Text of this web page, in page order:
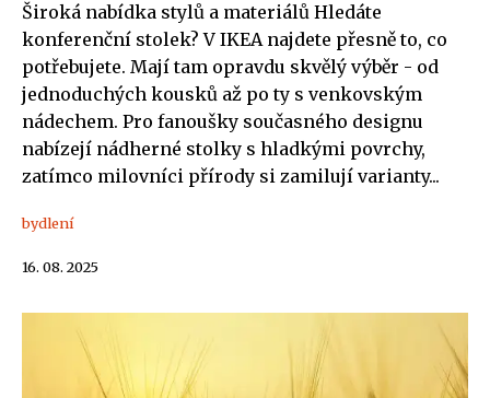
Široká nabídka stylů a materiálů Hledáte
konferenční stolek? V IKEA najdete přesně to, co
potřebujete. Mají tam opravdu skvělý výběr - od
jednoduchých kousků až po ty s venkovským
nádechem. Pro fanoušky současného designu
nabízejí nádherné stolky s hladkými povrchy,
zatímco milovníci přírody si zamilují varianty...
bydlení
16. 08. 2025